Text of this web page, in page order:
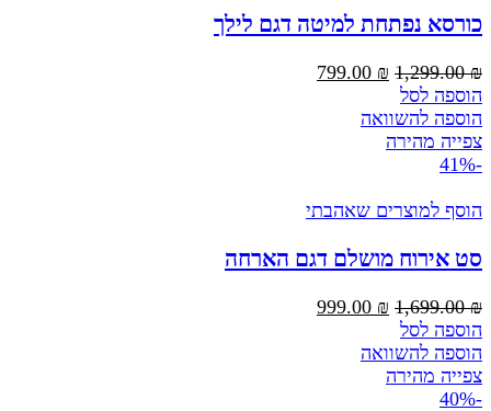
כורסא נפתחת למיטה דגם לילך
1,299.00₪
המחיר
היה:
1,299.00 ₪.
799.00 ₪
הוספה לסל
הוספה להשוואה
צפייה מהירה
-41%
הוסף למוצרים שאהבתי
סט אירוח מושלם דגם הארחה
1,699.00₪
המחיר
היה:
1,699.00 ₪.
999.00 ₪
המחיר
הוספה לסל
הוספה להשוואה
צפייה מהירה
-40%